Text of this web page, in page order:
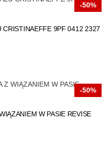
-50%
CRISTINAEFFE 9PF 0412 2327
-50%
W PASIE REVISE